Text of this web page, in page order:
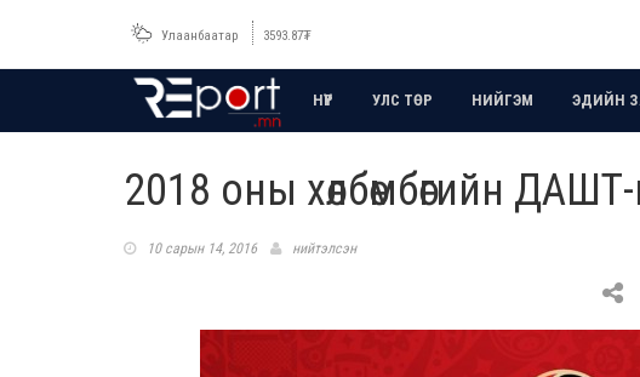
Улаанбаатар 3593.87₮
НҮҮР УЛС ТӨР НИЙГЭМ ЭДИЙН
2018 оны хөлбөмбөгийн
10 сарын 14, 2016 нийтэлсэн